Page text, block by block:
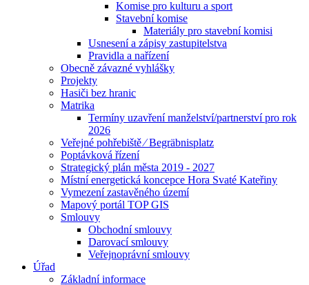
Komise pro kulturu a sport
Stavební komise
Materiály pro stavební komisi
Usnesení a zápisy zastupitelstva
Pravidla a nařízení
Obecně závazné vyhlášky
Projekty
Hasiči bez hranic
Matrika
Termíny uzavření manželství/partnerství pro rok
2026
Veřejné pohřebiště ⁄ Begräbnisplatz
Poptávková řízení
Strategický plán města 2019 - 2027
Místní energetická koncepce Hora Svaté Kateřiny
Vymezení zastavěného území
Mapový portál TOP GIS
Smlouvy
Obchodní smlouvy
Darovací smlouvy
Veřejnoprávní smlouvy
Úřad
Základní informace